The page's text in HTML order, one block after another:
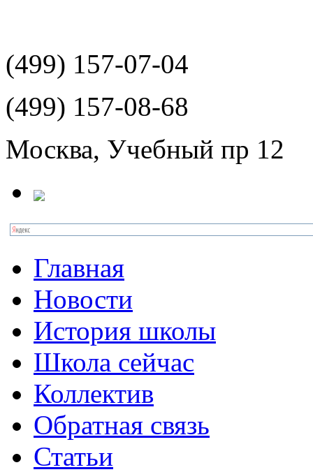
(499) 157-07-04
(499) 157-08-68
Москва, Учебный пр 12
Главная
Новости
История школы
Школа сейчас
Коллектив
Обратная связь
Статьи